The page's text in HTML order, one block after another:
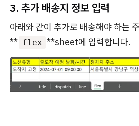
3. 추가 배송지 정보 입력
아래와 같이 추가로 배송해야 하는
** flex **sheet에 입력합니다.